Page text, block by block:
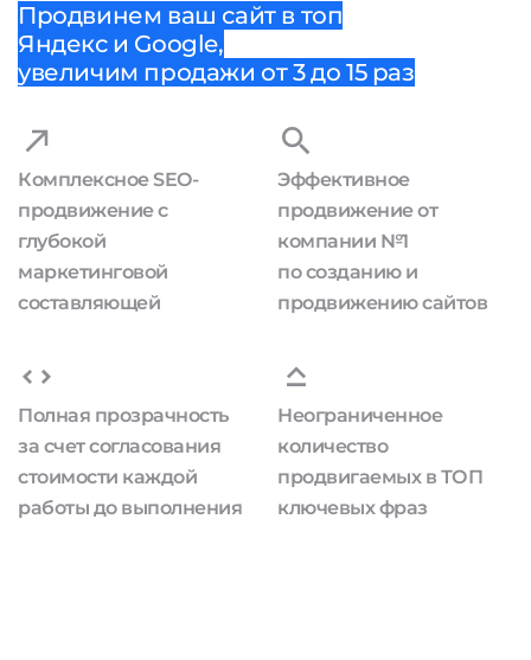
Продвинем ваш сайт в топ
Яндекс и Google,
увеличим продажи от 3 до 15 раз
Комплексное SEO-
продвижение с
глубокой
маркетинговой
составляющей
Эффективное
продвижение от
компании №1
по созданию и
продвижению сайтов
Полная прозрачность
за счет согласования
стоимости каждой
работы до выполнения
Неограниченное
количество
продвигаемых в ТОП
ключевых фраз